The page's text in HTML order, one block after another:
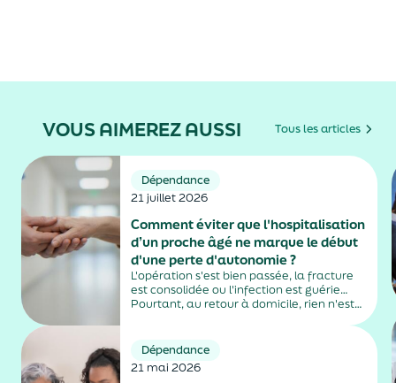
VOUS AIMEREZ AUSSI Tous les articles
Dépendance
21 juillet 2026
Comment éviter que l'hospitalisation
d’un proche âgé ne marque le début
d'une perte d'autonomie ?
L'opération s'est bien passée, la fracture
est consolidée ou l'infection est guérie…
Pourtant, au retour à domicile, rien n'est
fatigue inhabituelle : chez certaines
personnes âgées, l'hospitalisation peut
entraîner...
Dépendance
21 mai 2026